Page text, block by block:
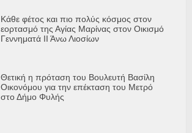
Κάθε φέτος και πιο πολύς κόσμος στον
εορτασμό της Αγίας Μαρίνας στον Οικισμό
Γεννηματά ΙΙ Άνω Λιοσίων
Θετική η πρόταση του Βουλευτή Βασίλη
Οικονόμου για την επέκταση του Μετρό
στο Δήμο Φυλής